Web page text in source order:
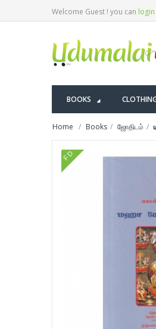
Welcome Guest ! you can login
BOOKS
Home Books ஜோதிடம்
FD